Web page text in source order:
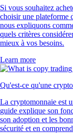
Si vous souhaitez
choisir une plateforme
nous expliquons
quels critères
mieux à vos besoins.
Learn more
Qu'est-ce qu'une
La cryptomonnaie est
guide explique son
son adoption et les
sécurité et en